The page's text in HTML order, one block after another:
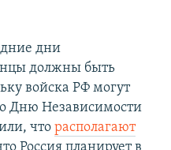
дни
должны быть
войска РФ могут
Дню Независимости
что располагают